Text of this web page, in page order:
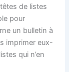
de listes
pour
un bulletin à
imprimer eux-
qui n’en